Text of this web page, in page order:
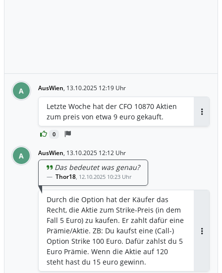
bin investiert seit anfang Oktober.
A AusWien, 13.10.2025 12:19 Uhr
0
Letzte Woche hat der CFO 10870 Aktien
zum preis von etwa 9 euro gekauft.
A AusWien, 13.10.2025 12:12 Uhr
Das bedeutet was genau?
Thor18, 12.10.2025 10:23 Uhr
Durch die Option hat der Käufer das
Recht, die Aktie zum Strike-Preis (in dem
Fall 5 Euro) zu kaufen. Er zahlt dafür eine
Prämie/Aktie. ZB: Du kaufst eine (Call-)
Option Strike 100 Euro. Dafür zahlst du 5
Euro Prämie. Wenn die Aktie auf 120
steht hast du 15 euro gewinn.